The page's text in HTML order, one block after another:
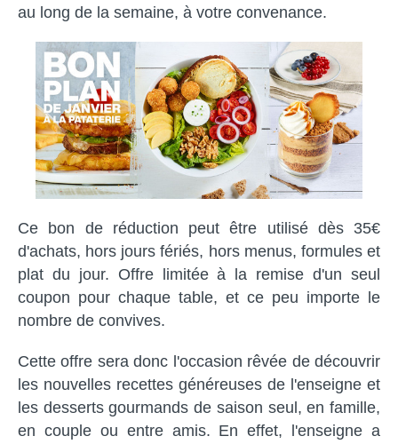
au long de la semaine, à votre convenance.
Ce bon de réduction peut être utilisé dès 35€
d'achats, hors jours fériés, hors menus, formules et
plat du jour. Offre limitée à la remise d'un seul
coupon pour chaque table, et ce peu importe le
nombre de convives.
Cette offre sera donc l'occasion rêvée de découvrir
les nouvelles recettes généreuses de l'enseigne et
les desserts gourmands de saison seul, en famille,
en couple ou entre amis. En effet, l'enseigne a